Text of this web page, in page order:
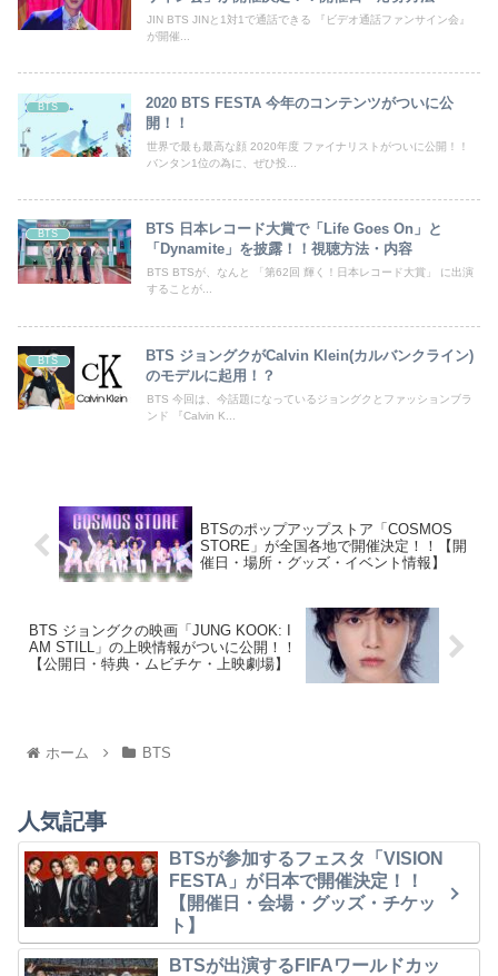
JIN BTS JINと1対1で通話できる 『ビデオ通話ファンサイン会』
が開催...
BTS
2020 BTS FESTA 今年のコンテンツがついに公
開！！
世界で最も最高な顔 2020年度 ファイナリストがついに公開！！
バンタン1位の為に、ぜひ投...
BTS
BTS 日本レコード大賞で「Life Goes On」と
「Dynamite」を披露！！視聴方法・内容
BTS BTSが、なんと 「第62回 輝く！日本レコード大賞」 に出演
することが...
BTS
BTS ジョングクがCalvin Klein(カルバンクライン)
のモデルに起用！？
BTS 今回は、今話題になっているジョングクとファッションブラ
ンド 『Calvin K...
BTSのポップアップストア「COSMOS
STORE」が全国各地で開催決定！！【開
催日・場所・グッズ・イベント情報】
BTS ジョングクの映画「JUNG KOOK: I
AM STILL」の上映情報がついに公開！！
【公開日・特典・ムビチケ・上映劇場】
ホーム BTS
人気記事
BTSが参加するフェスタ「VISION
FESTA」が日本で開催決定！！
【開催日・会場・グッズ・チケッ
ト】
BTSが出演するFIFAワールドカッ